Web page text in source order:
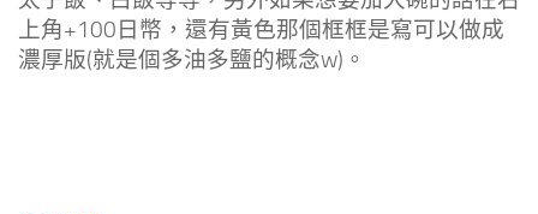
上角+100日幣，還有黃色那個框框是寫可以做成
濃厚版(就是個多油多鹽的概念w)。